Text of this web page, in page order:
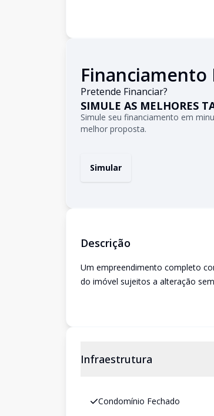
Financiamento
Pretende Financiar?
SIMULE AS MELHORES
Simule seu financiamento em
melhor proposta.
Simular
Descrição
Um empreendimento completo
do imóvel sujeitos a alteração
Infraestrutura
Condomínio Fechado